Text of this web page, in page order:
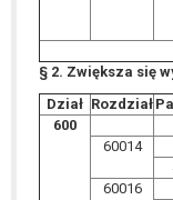
§ 2. Zwiększa się
Dział Rozdział
600
60014
60016